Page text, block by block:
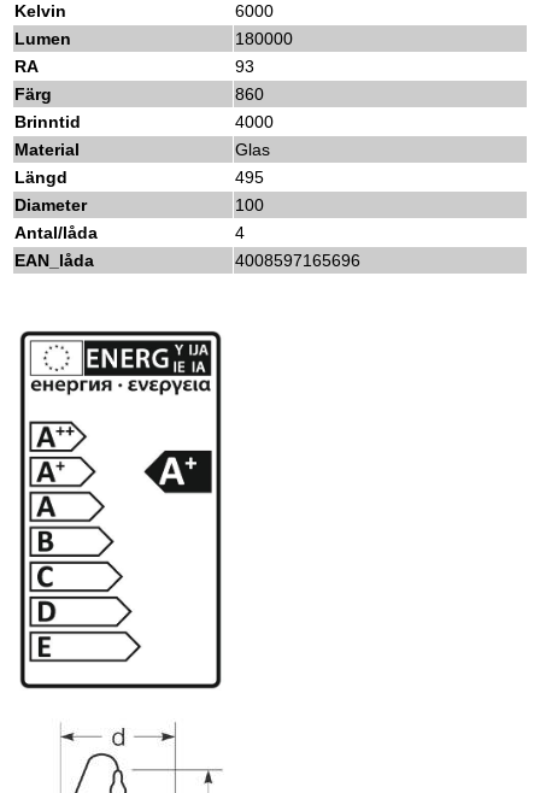
Kelvin
6000
Lumen
180000
RA
93
Färg
860
Brinntid
4000
Material
Glas
Längd
495
Diameter
100
Antal/låda
4
EAN_låda
4008597165696